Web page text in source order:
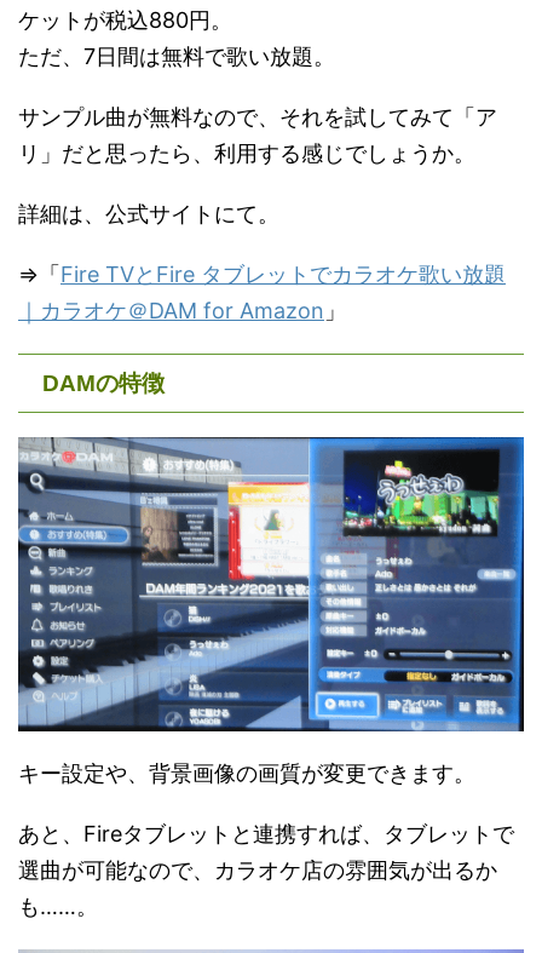
ケットが税込880円。
ただ、7日間は無料で歌い放題。
サンプル曲が無料なので、それを試してみて「ア
リ」だと思ったら、利用する感じでしょうか。
詳細は、公式サイトにて。
⇒「 Fire TVとFire タブレットでカラオケ歌い放題
｜カラオケ＠DAM for Amazon 」
DAMの特徴
キー設定や、背景画像の画質が変更できます。
あと、Fireタブレットと連携すれば、タブレットで
選曲が可能なので、カラオケ店の雰囲気が出るか
も……。